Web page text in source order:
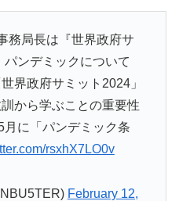
務局長は『世界政府サ
パンデミックについて
界政府サミット2024」
から学ぶことの重要性
に「パンデミック条
rsxhX7LO0v
February 12,